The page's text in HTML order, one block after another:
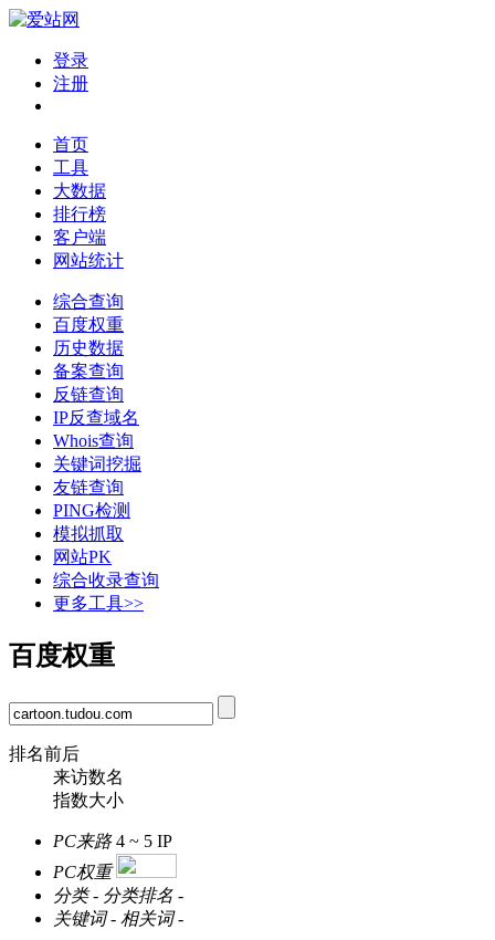
登录
注册
首页
工具
大数据
排行榜
客户端
网站统计
综合查询
百度权重
历史数据
备案查询
反链查询
IP反查域名
Whois查询
关键词挖掘
友链查询
PING检测
模拟抓取
网站PK
综合收录查询
更多工具>>
百度权重
排名前后
来访数名
指数大小
PC来路 4 ~ 5 IP
PC权重
分类 - 分类排名 -
关键词 - 相关词 -